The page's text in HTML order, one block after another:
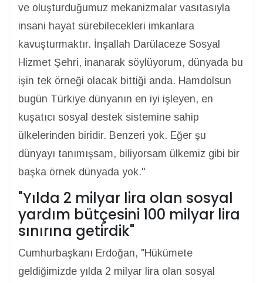
ve oluşturduğumuz mekanizmalar vasıtasıyla
insani hayat sürebilecekleri imkanlara
kavuşturmaktır. İnşallah Darülaceze Sosyal
Hizmet Şehri, inanarak söylüyorum, dünyada bu
işin tek örneği olacak bittiği anda. Hamdolsun
bugün Türkiye dünyanın en iyi işleyen, en
kuşatıcı sosyal destek sistemine sahip
ülkelerinden biridir. Benzeri yok. Eğer şu
dünyayı tanımışsam, biliyorsam ülkemiz gibi bir
başka örnek dünyada yok."
"Yılda 2 milyar lira olan sosyal
yardım bütçesini 100 milyar lira
sınırına getirdik"
Cumhurbaşkanı Erdoğan, "Hükümete
geldiğimizde yılda 2 milyar lira olan sosyal